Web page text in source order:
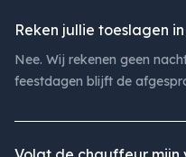
Reken jullie toeslagen
Nee. Wij rekenen geen
feestdagen blijft de